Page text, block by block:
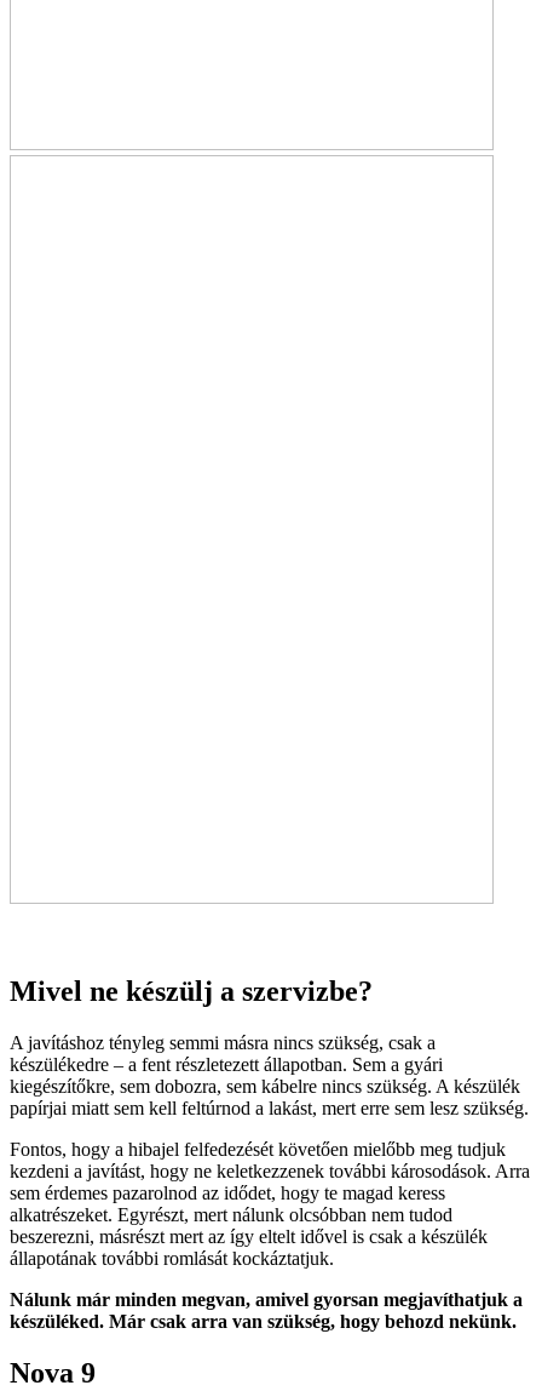
Mivel ne készülj a szervizbe?
A javításhoz tényleg semmi másra nincs szükség, csak a
készülékedre – a fent részletezett állapotban. Sem a gyári
kiegészítőkre, sem dobozra, sem kábelre nincs szükség. A készülék
papírjai miatt sem kell feltúrnod a lakást, mert erre sem lesz szükség.
Fontos, hogy a hibajel felfedezését követően mielőbb meg tudjuk
kezdeni a javítást, hogy ne keletkezzenek további károsodások. Arra
sem érdemes pazarolnod az idődet, hogy te magad keress
alkatrészeket. Egyrészt, mert nálunk olcsóbban nem tudod
beszerezni, másrészt mert az így eltelt idővel is csak a készülék
állapotának további romlását kockáztatjuk.
Nálunk már minden megvan, amivel gyorsan megjavíthatjuk a
készüléked. Már csak arra van szükség, hogy behozd nekünk.
Nova 9